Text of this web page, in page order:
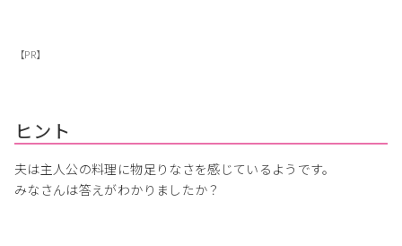
【PR】
ヒント
夫は主人公の料理に物足りなさを感じているようです。
みなさんは答えがわかりましたか？